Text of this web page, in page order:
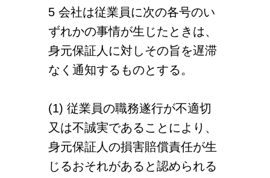
5 会社は従業員に次の各号のい
ずれかの事情が生じたときは、
身元保証人に対しその旨を遅滞
なく通知するものとする。
(1) 従業員の職務遂行が不適切
又は不誠実であることにより、
身元保証人の損害賠償責任が生
じるおそれがあると認められる